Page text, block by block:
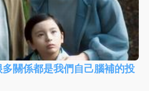
多關係都是我們自己腦補的投